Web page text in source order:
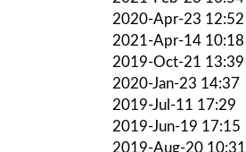
2020-Apr-23 12:52
2021-Apr-14 10:18
2019-Oct-21 13:39
2020-Jan-23 14:37
2019-Jul-11 17:29
2019-Jun-19 17:15
2019-Aug-20 10:31